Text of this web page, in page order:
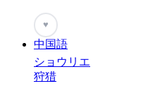
♥
中国語
ショウリエ
狩猎